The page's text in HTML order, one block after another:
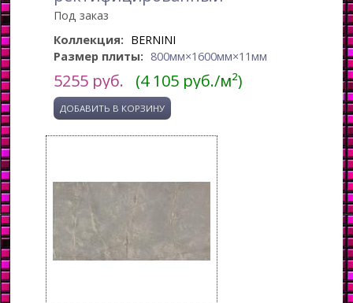
Под заказ
Коллекция: BERNINI
Размер плиты: 800мм×1600мм×11мм
5255 руб. (4 105 руб./м²)